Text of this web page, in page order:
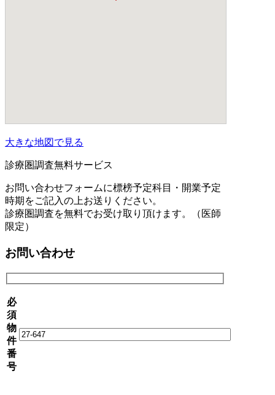
大きな地図で見る
診療圏調査無料サービス
お問い合わせフォームに標榜予定科目・開業予定
時期をご記入の上お送りください。
診療圏調査を無料でお受け取り頂けます。（医師
限定）
お問い合わせ
必
須
物
件
番
号